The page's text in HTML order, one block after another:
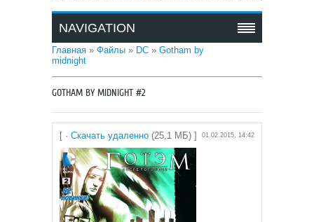
NAVIGATION
Главная » Файлы » DC » Gotham by
midnight
GOTHAM BY MIDNIGHT #2
[ · Скачать удаленно (25,1 МБ) ] 01.02.2015, 14:42